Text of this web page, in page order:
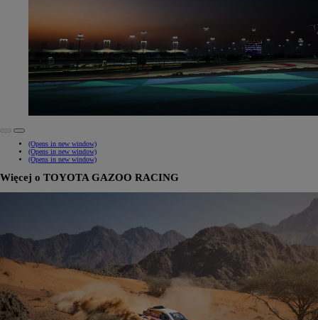
(Opens in new window)
(Opens in new window)
(Opens in new window)
Więcej o TOYOTA GAZOO RACING